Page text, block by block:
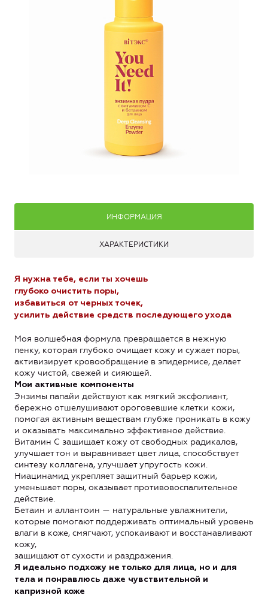
ИНФОРМАЦИЯ
ХАРАКТЕРИСТИКИ
Я нужна тебе, если ты хочешь
глубоко очистить поры,
избавиться от черных точек,
усилить действие средств последующего ухода
Моя волшебная формула превращается в нежную
пенку, которая глубоко очищает кожу и сужает поры,
активизирует кровообращение в эпидермисе, делает
кожу чистой, свежей и сияющей.
Мои активные компоненты
Энзимы папайи действуют как мягкий эксфолиант,
бережно отшелушивают ороговевшие клетки кожи,
помогая активным веществам глубже проникать в кожу
и оказывать максимально эффективное действие.
Витамин С защищает кожу от свободных радикалов,
улучшает тон и выравнивает цвет лица, способствует
синтезу коллагена, улучшает упругость кожи.
Ниацинамид укрепляет защитный барьер кожи,
уменьшает поры, оказывает противовоспалительное
действие.
Бетаин и аллантоин — натуральные увлажнители,
которые помогают поддерживать оптимальный уровень
влаги в коже, смягчают, успокаивают и восстанавливают
кожу,
защищают от сухости и раздражения.
Я идеально подхожу не только для лица, но и для
тела и понравлюсь даже чувствительной и
капризной коже